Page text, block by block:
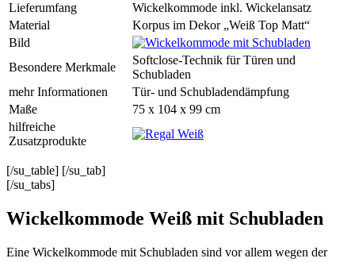
Lieferumfang
Wickelkommode inkl. Wickelansatz
Material
Korpus im Dekor „Weiß Top Matt“
Bild
Besondere Merkmale
Softclose-Technik für Türen und
Schubladen
mehr Informationen
Tür- und Schubladendämpfung
Maße
75 x 104 x 99 cm
hilfreiche
Zusatzprodukte
[/su_table] [/su_tab]
[/su_tabs]
Wickelkommode Weiß mit Schubladen
Eine Wickelkommode mit Schubladen sind vor allem wegen der